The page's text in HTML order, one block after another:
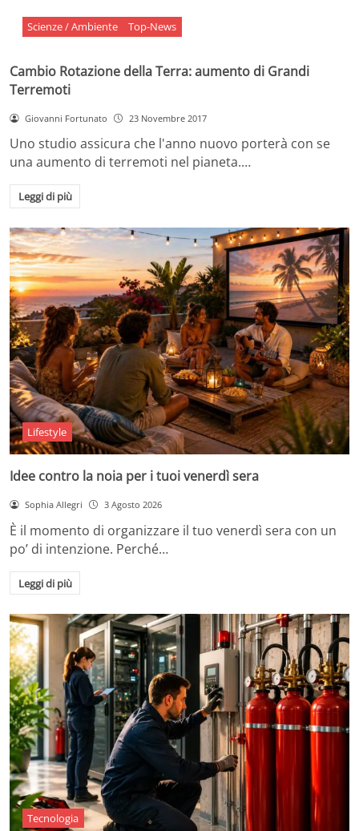
Scienze / Ambiente Top-News
Cambio Rotazione della Terra: aumento di Grandi
Terremoti
Giovanni Fortunato 23 Novembre 2017
Uno studio assicura che l'anno nuovo porterà con se
una aumento di terremoti nel pianeta.…
Leggi di più
Lifestyle
Idee contro la noia per i tuoi venerdì sera
Sophia Allegri 3 Agosto 2026
È il momento di organizzare il tuo venerdì sera con un
po’ di intenzione. Perché…
Leggi di più
Tecnologia